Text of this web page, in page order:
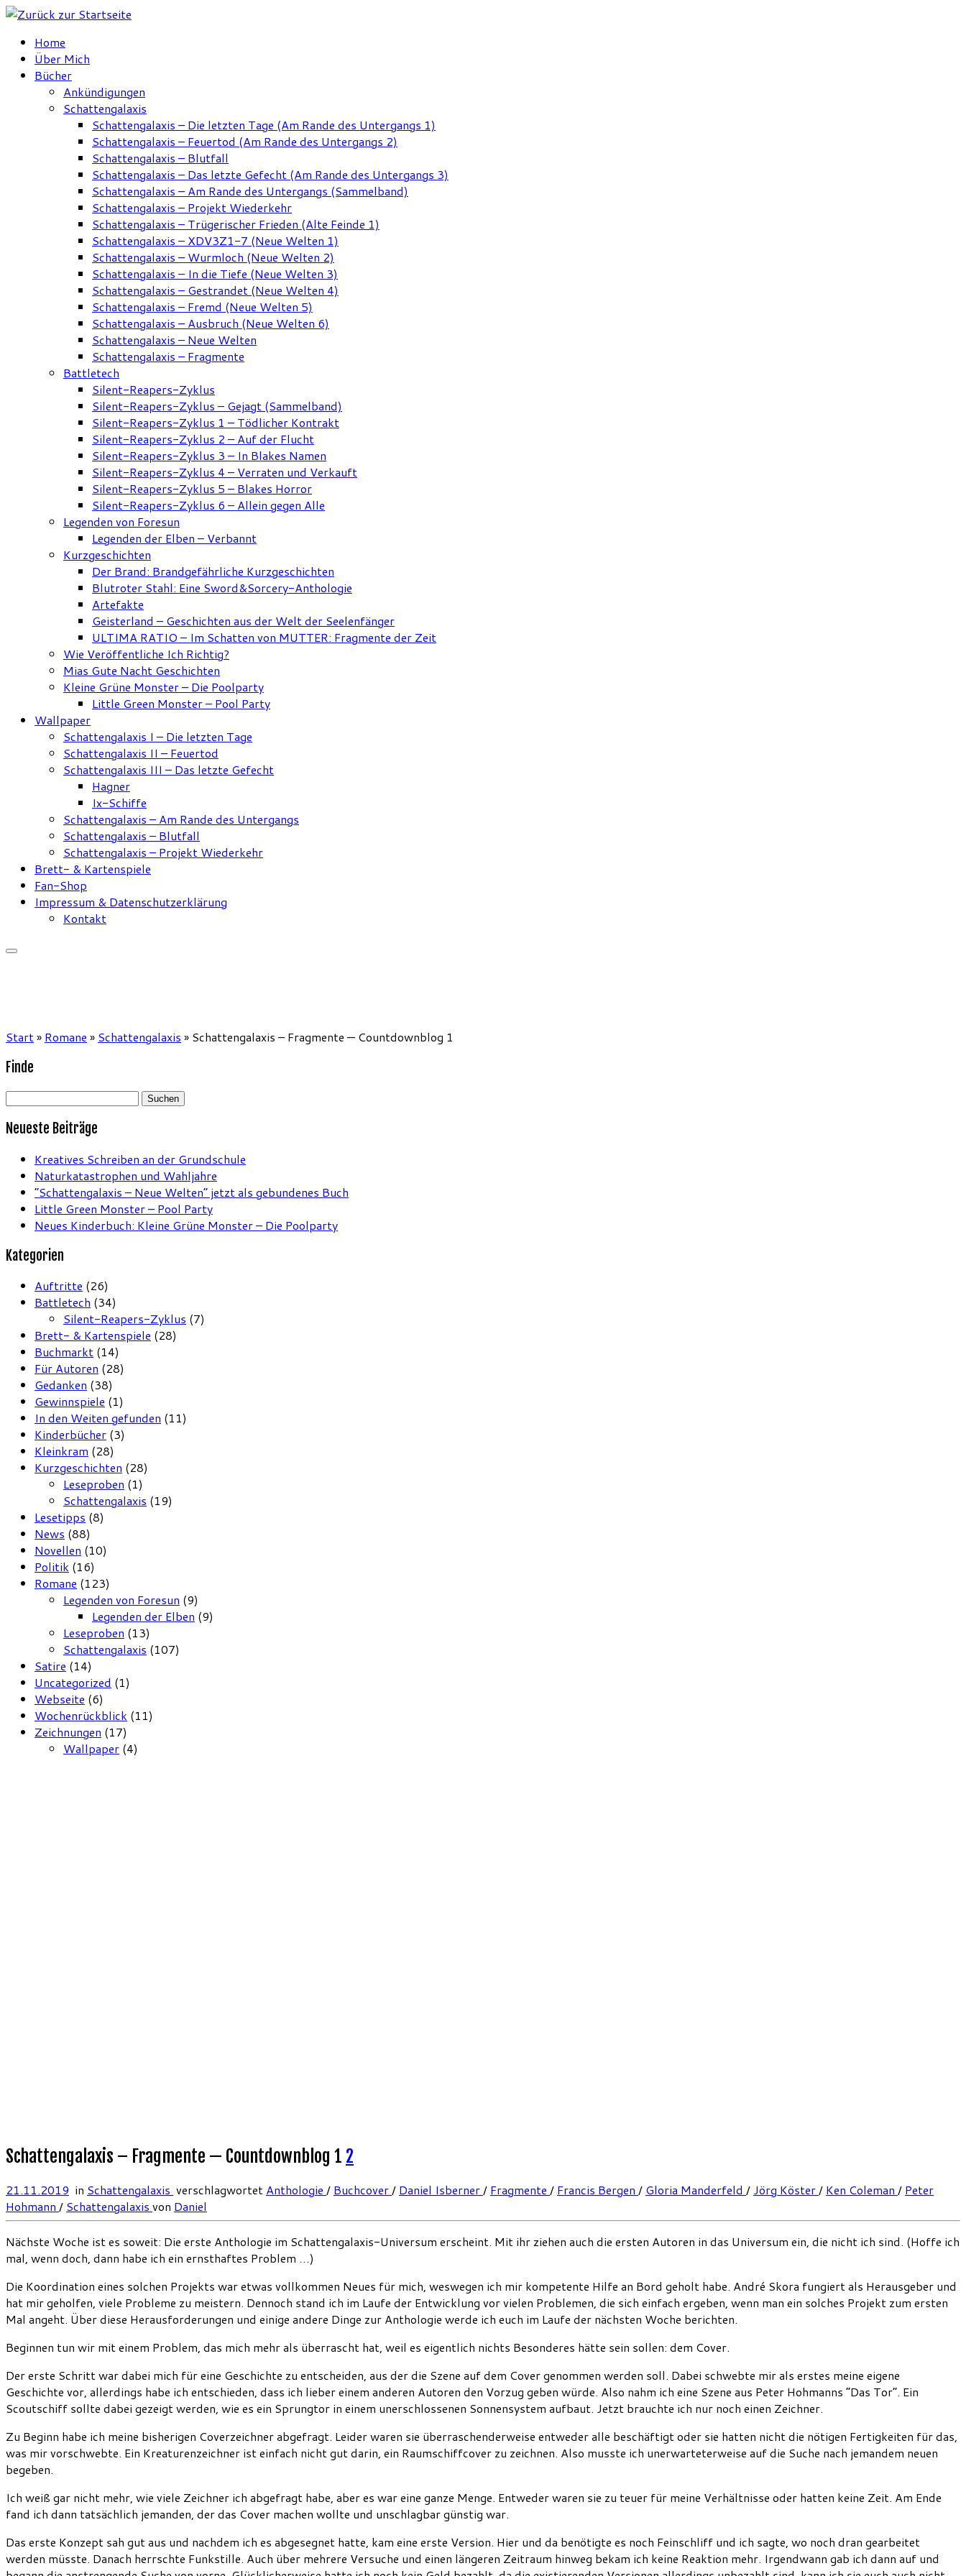
Zum
springenHome
Über Mich
Bücher
Ankündigungen
Schattengalaxis
Schattengalaxis – Die letzten Tage (Am Rande des Untergangs 1)
Schattengalaxis – Feuertod (Am Rande des Untergangs 2)
Schattengalaxis – Blutfall
Schattengalaxis – Das letzte Gefecht (Am Rande des Untergangs 3)
Schattengalaxis – Am Rande des Untergangs (Sammelband)
Schattengalaxis – Projekt Wiederkehr
Schattengalaxis – Trügerischer Frieden (Alte Feinde 1)
Schattengalaxis – XDV3Z1-7 (Neue Welten 1)
Schattengalaxis – Wurmloch (Neue Welten 2)
Schattengalaxis – In die Tiefe (Neue Welten 3)
Schattengalaxis – Gestrandet (Neue Welten 4)
Schattengalaxis – Fremd (Neue Welten 5)
Schattengalaxis – Ausbruch (Neue Welten 6)
Schattengalaxis – Neue Welten
Schattengalaxis – Fragmente
Battletech
Silent-Reapers-Zyklus
Silent-Reapers-Zyklus – Gejagt (Sammelband)
Silent-Reapers-Zyklus 1 – Tödlicher Kontrakt
Silent-Reapers-Zyklus 2 – Auf der Flucht
Silent-Reapers-Zyklus 3 – In Blakes Namen
Silent-Reapers-Zyklus 4 – Verraten und Verkauft
Silent-Reapers-Zyklus 5 – Blakes Horror
Silent-Reapers-Zyklus 6 – Allein gegen Alle
Legenden von Foresun
Legenden der Elben – Verbannt
Kurzgeschichten
Der Brand: Brandgefährliche Kurzgeschichten
Blutroter Stahl: Eine Sword&Sorcery-Anthologie
Artefakte
Geisterland – Geschichten aus der Welt der Seelenfänger
ULTIMA RATIO – Im Schatten von MUTTER: Fragmente der Zeit
Wie Veröffentliche Ich Richtig?
Mias Gute Nacht Geschichten
Kleine Grüne Monster – Die Poolparty
Little Green Monster – Pool Party
Wallpaper
Schattengalaxis I – Die letzten Tage
Schattengalaxis II – Feuertod
Schattengalaxis III – Das letzte Gefecht
Hagner
Ix-Schiffe
Schattengalaxis – Am Rande des Untergangs
Schattengalaxis – Blutfall
Schattengalaxis – Projekt Wiederkehr
Brett- & Kartenspiele
Fan-Shop
Impressum & Datenschutzerklärung
Kontakt
Start» Romane » Schattengalaxis » Schattengalaxis – Fragmente — Countdownblog 1
Finde
Suchen
Neueste Beiträge
Kreatives Schreiben an der Grundschule
Naturkatastrophen und Wahljahre
“Schattengalaxis – Neue Welten” jetzt als gebundenes Buch
Little Green Monster – Pool Party
Neues Kinderbuch: Kleine Grüne Monster – Die Poolparty
Kategorien
Auftritte (26)
Battletech (34)
Silent-Reapers-Zyklus (7)
Brett- & Kartenspiele (28)
Buchmarkt (14)
Für Autoren (28)
Gedanken (38)
Gewinnspiele (1)
In den Weiten gefunden (11)
Kinderbücher (3)
Kleinkram (28)
Kurzgeschichten (28)
Leseproben (1)
Schattengalaxis (19)
Lesetipps (8)
News (88)
Novellen (10)
Politik (16)
Romane (123)
Legenden von Foresun (9)
Legenden der Elben (9)
Leseproben (13)
Schattengalaxis (107)
Satire (14)
Uncategorized (1)
Webseite (6)
Wochenrückblick (11)
Zeichnungen (17)
Wallpaper (4)
Schattengalaxis – Fragmente — Countdownblog 1 2
21.11.2019 in Schattengalaxis verschlagwortet Anthologie / Buchcover/ Daniel Isberner/ Fragmente / Francis Bergen / Gloria Manderfeld / Jörg Köster/ Ken Coleman / Peter
Hohmann / Schattengalaxis von Daniel
Nächste Woche ist es soweit: Die erste Anthologie im Schattengalaxis-Universum erscheint. Mit ihr ziehen auch die ersten Autoren in das Universum ein, die nicht ich sind. (Hoffe ich
mal, wenn doch, dann habe ich ein ernsthaftes Problem …)
Die Koordination eines solchen Projekts war etwas vollkommen Neues für mich, weswegen ich mir kompetente Hilfe an Bord geholt habe. André Skora fungiert als Herausgeber und
hat mir geholfen, viele Probleme zu meistern. Dennoch stand ich im Laufe der Entwicklung vor vielen Problemen, die sich einfach ergeben, wenn man ein solches Projekt zum ersten
Mal angeht. Über diese Herausforderungen und einige andere Dinge zur Anthologie werde ich euch im Laufe der nächsten Woche berichten.
Beginnen tun wir mit einem Problem, das mich mehr als überrascht hat, weil es eigentlich nichts Besonderes hätte sein sollen: dem Cover.
Der erste Schritt war dabei mich für eine Geschichte zu entscheiden, aus der die Szene auf dem Cover genommen werden soll. Dabei schwebte mir als erstes meine eigene
Geschichte vor, allerdings habe ich entschieden, dass ich lieber einem anderen Autoren den Vorzug geben würde. Also nahm ich eine Szene aus Peter Hohmanns “Das Tor”. Ein
Scoutschiff sollte dabei gezeigt werden, wie es ein Sprungtor in einem unerschlossenen Sonnensystem aufbaut. Jetzt brauchte ich nur noch einen Zeichner.
Zu Beginn habe ich meine bisherigen Coverzeichner abgefragt. Leider waren sie überraschenderweise entweder alle beschäftigt oder sie hatten nicht die nötigen Fertigkeiten für das,
was mir vorschwebte. Ein Kreaturenzeichner ist einfach nicht gut darin, ein Raumschiffcover zu zeichnen. Also musste ich unerwarteterweise auf die Suche nach jemandem neuen
begeben.
Ich weiß gar nicht mehr, wie viele Zeichner ich abgefragt habe, aber es war eine ganze Menge. Entweder waren sie zu teuer für meine Verhältnisse oder hatten keine Zeit. Am Ende
fand ich dann tatsächlich jemanden, der das Cover machen wollte und unschlagbar günstig war.
Das erste Konzept sah gut aus und nachdem ich es abgesegnet hatte, kam eine erste Version. Hier und da benötigte es noch Feinschliff und ich sagte, wo noch dran gearbeitet
werden müsste. Danach herrschte Funkstille. Auch über mehrere Versuche und einen längeren Zeitraum hinweg bekam ich keine Reaktion mehr. Irgendwann gab ich dann auf und